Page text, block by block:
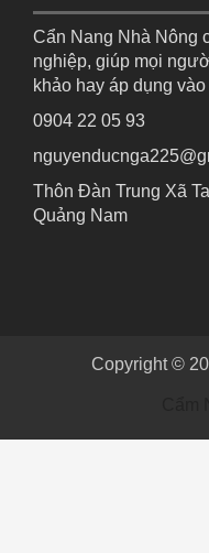
Cẩn Nang Nhà Nông
nghiệp, giúp mọi
khảo hay áp dụng
0904 22 05 93
Thôn Đàn Trung Xã
Quảng Nam
Copyright ©